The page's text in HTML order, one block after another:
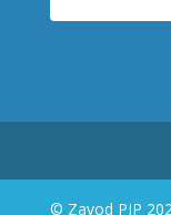
© Zavod PIP